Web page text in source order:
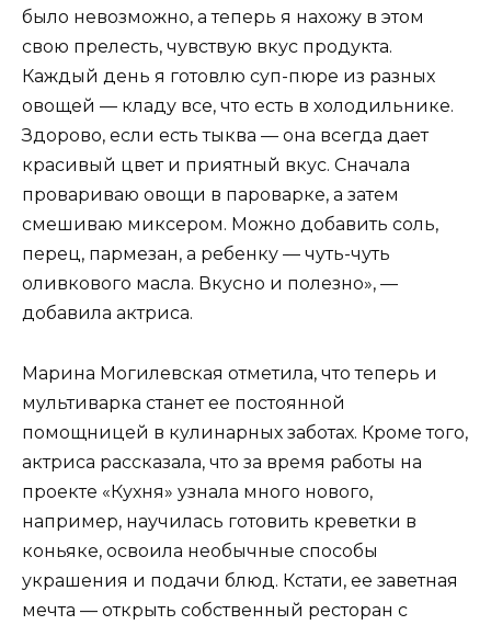
было невозможно, а теперь я нахожу в этом
свою прелесть, чувствую вкус продукта.
Каждый день я готовлю суп-пюре из разных
овощей — кладу все, что есть в холодильнике.
Здорово, если есть тыква — она всегда дает
красивый цвет и приятный вкус. Сначала
провариваю овощи в пароварке, а затем
смешиваю миксером. Можно добавить соль,
перец, пармезан, а ребенку — чуть-чуть
оливкового масла. Вкусно и полезно», —
добавила актриса.
Марина Могилевская отметила, что теперь и
мультиварка станет ее постоянной
помощницей в кулинарных заботах. Кроме того,
актриса рассказала, что за время работы на
проекте «Кухня» узнала много нового,
например, научилась готовить креветки в
коньяке, освоила необычные способы
украшения и подачи блюд. Кстати, ее заветная
мечта — открыть собственный ресторан с